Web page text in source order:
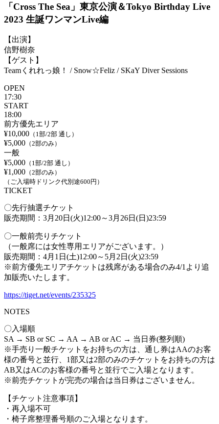
「Cross The Sea」東京公演＆Tokyo Birthday Live
2023 生誕ワンマンLive編
【出演】
信野樹奈
【ゲスト】
Teamくれれっ娘！ / Snow☆Feliz / SKaY Diver Sessions
OPEN
17:30
START
18:00
前方優先エリア
¥10,000 （1部/2部 通し）
¥5,000 （2部のみ）
一般
¥5,000 （1部/2部 通し）
¥1,000 （2部のみ）
（ご入場時ドリンク代別途600円）
TICKET
〇先行抽選チケット
販売期間：3月20日(火)12:00～3月26日(日)23:59
〇一般前売りチケット
（一般席には女性専用エリアがございます。）
販売期間：4月1日(土)12:00～5月2日(火)23:59
※前方優先エリアチケットは残席がある場合のみ4/1より追
加販売いたします。
https://tiget.net/events/235325
NOTES
〇入場順
SA → SB or SC → AA → AB or AC → 当日券(整列順)
※手売り一般チケットをお持ちの方は、通し券はAAのお客
様の番号と並行、1部又は2部のみのチケットをお持ちの方は
AB又はACのお客様の番号と並行でご入場となります。
※前売チケットが完売の場合は当日券はございません。
【チケット注意事項】
・再入場不可
・椅子席整理番号順のご入場となります。